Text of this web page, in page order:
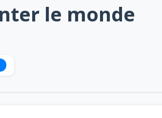
le monde